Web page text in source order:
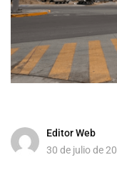
Editor Web
30 de julio de